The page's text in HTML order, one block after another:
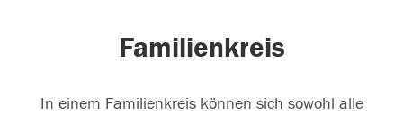
Familienkreis
In einem Familienkreis können sich sowohl alle